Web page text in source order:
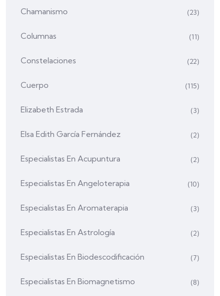
Chamanismo (23)
Columnas (11)
Constelaciones (22)
Cuerpo (115)
Elizabeth Estrada (3)
Elsa Edith García Fernández (2)
Especialistas En Acupuntura (2)
Especialistas En Angeloterapia (10)
Especialistas En Aromaterapia (3)
Especialistas En Astrología (2)
Especialistas En Biodescodificación (7)
Especialistas En Biomagnetismo (8)